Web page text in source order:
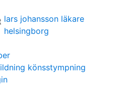
lars johansson läkare
helsingborg
könsstympning